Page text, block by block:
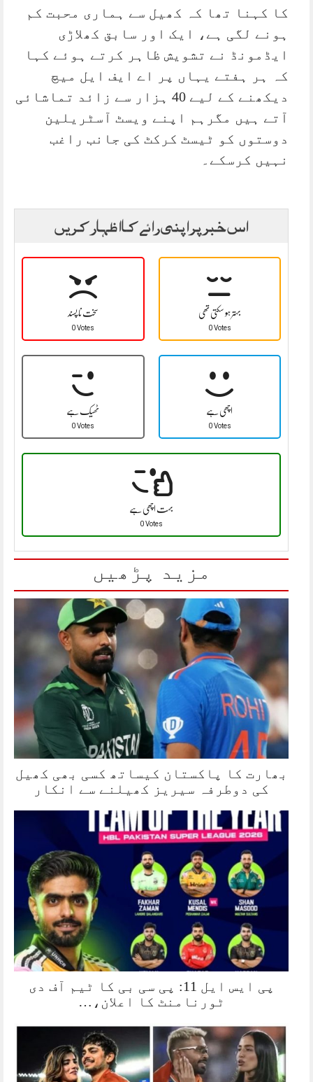
کا کہنا تھا کہ کھیل سے ہماری محبت کم
ہونے لگی ہے، ایک اور سابق کھلاڑی
ایڈمونڈ نے تشویش ظاہر کرتے ہوئے کہا
کہ ہر ہفتے یہاں پر اے ایف ایل میچ
دیکھنے کے لیے 40 ہزار سے زائد تماشائی
آتے ہیں مگرہم اپنے ویسٹ آسٹریلین
دوستوں کو ٹیسٹ کرکٹ کی جانب راغب
نہیں کرسکے۔
اس خبر پر اپنی رائے کا اظہار کریں
سخت نا پسند
0 Votes
بہتر ہو سکتی تھی
0 Votes
ٹھیک ہے
0 Votes
اچھی ہے
0 Votes
بہت اچھی ہے
0 Votes
مزید پڑھیں
بھارت کا پاکستان کیساتھ کسی بھی کھیل
کی دوطرفہ سیریز کھیلنے سے انکار
پی ایس ایل 11: پی سی بی کا ٹیم آف دی
ٹورنامنٹ کا اعلان،…